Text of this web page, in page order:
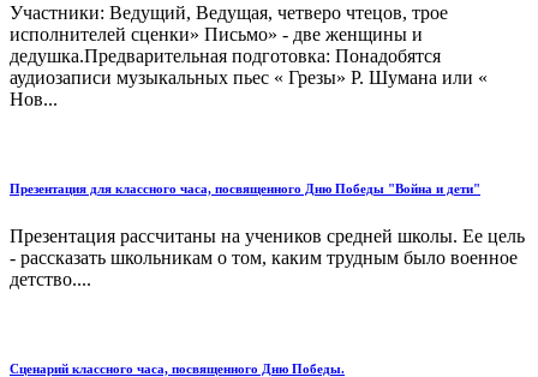
Участники: Ведущий, Ведущая, четверо чтецов, трое
исполнителей сценки» Письмо» - две женщины и
дедушка.Предварительная подготовка: Понадобятся
аудиозаписи музыкальных пьес « Грезы» Р. Шумана или «
Нов...
Презентация для классного часа, посвященного Дню Победы "Война и дети"
Презентация рассчитаны на учеников средней школы. Ее цель
- рассказать школьникам о том, каким трудным было военное
детство....
Сценарий классного часа, посвященного Дню Победы.